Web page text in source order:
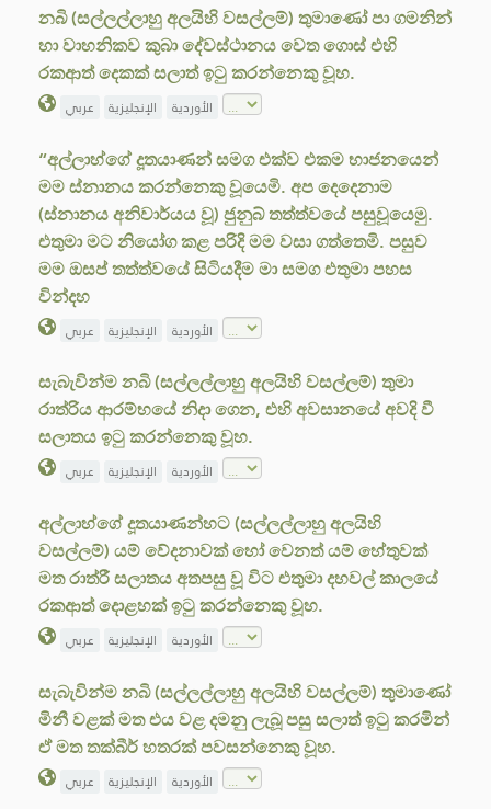
නබි (සල්ලල්ලාහු අලයිහි වසල්ලම්) තුමාණෝ පා ගමනින්
හා වාහනිකව කුබා දේවස්ථානය වෙත ගොස් එහි
රකආත් දෙකක් සලාත් ඉටු කරන්නෙකු වූහ.
عربي الإنجليزية الأوردية
“අල්ලාහ්ගේ දූතයාණන් සමග එක්ව එකම භාජනයෙන්
මම ස්නානය කරන්නෙකු වූයෙමි. අප දෙදෙනාම
(ස්නානය අනිවාර්යය වූ) ජුනුබ් තත්ත්වයේ පසුවූයෙමු.
එතුමා මට නියෝග කළ පරිදි මම වසා ගත්තෙමි. පසුව
මම ඔසප් තත්ත්වයේ සිටියදීම මා සමග එතුමා පහස
වින්දහ
عربي الإنجليزية الأوردية
සැබැවින්ම නබි (සල්ලල්ලාහු අලයිහි වසල්ලම්) තුමා
රාත්රිය ආරම්භයේ නිදා ගෙන, එහි අවසානයේ අවදි වී
සලාතය ඉටු කරන්නෙකු වූහ.
عربي الإنجليزية الأوردية
අල්ලාහ්ගේ දූතයාණන්හට (සල්ලල්ලාහු අලයිහි
වසල්ලම්) යම් වේදනාවක් හෝ වෙනත් යම් හේතුවක්
මත රාත්රී සලාතය අතපසු වූ විට එතුමා දහවල් කාලයේ
රකආත් දොළහක් ඉටු කරන්නෙකු වූහ.
عربي الإنجليزية الأوردية
සැබැවින්ම නබි (සල්ලල්ලාහු අලයිහි වසල්ලම්) තුමාණෝ
මිනී වළක් මත එය වළ දමනු ලැබූ පසු සලාත් ඉටු කරමින්
ඒ මත තක්බීර් හතරක් පවසන්නෙකු වූහ.
عربي الإنجليزية الأوردية